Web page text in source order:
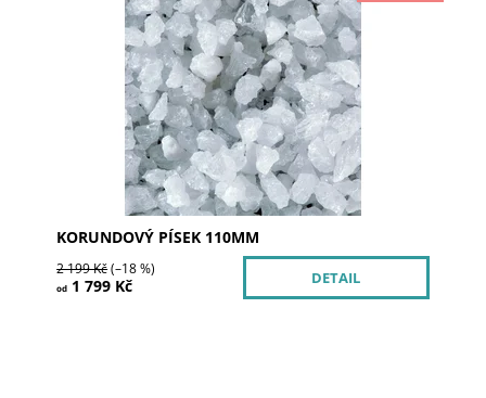
Pískovací bílý korundový prostředek.
Dostupnost:
Skladem >5
200306
SILADENT
KORUNDOVÝ PÍSEK 110ΜM
2 199 Kč(–18 %)
od 1 799 Kč DETAIL